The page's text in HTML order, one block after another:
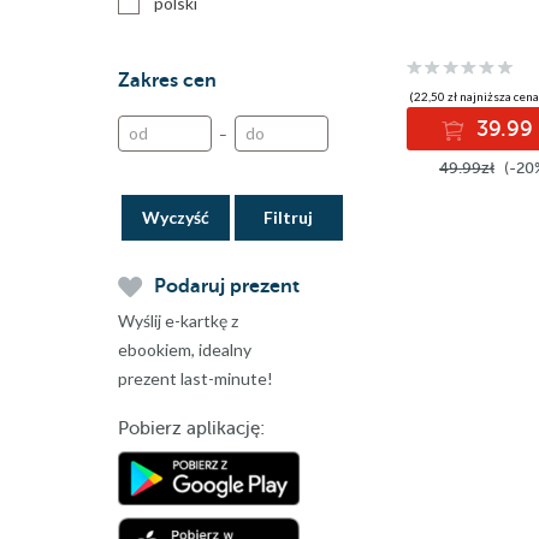
Zakres cen
–
Wyczyść
Podaruj prezent
Wyślij e-kartkę z
ebookiem, idealny
prezent last-minute!
Pobierz aplikację:
(22,50 zł najniższa
39.99
49.99zł (-